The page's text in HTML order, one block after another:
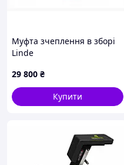
Муфта зчеплення в зборі
Linde
29 800 ₴
Купити